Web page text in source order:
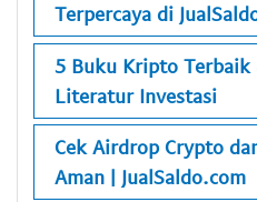
Terpercaya di
5 Buku Kripto Terbaik
Literatur Investasi
Cek Airdrop Crypto
Aman | JualSaldo.com